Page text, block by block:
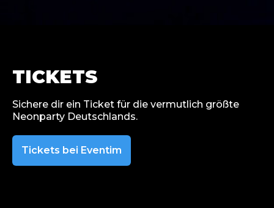
TICKETS
Sichere dir ein Ticket für die vermutlich größte
Neonparty Deutschlands.
Tickets bei Eventim